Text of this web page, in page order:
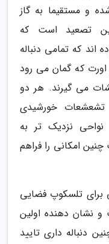
و مستقیما به گاز
تصعید است که
اند که تمامی دنباله
اورت که گمان می رود
می گیرند. هر دو
تشعشعات خورشیدی
نزدیک تر به
امکانی را فراهم
برای تلسکوپ فضایی
نشان دهنده اولین
دنباله داری تایید